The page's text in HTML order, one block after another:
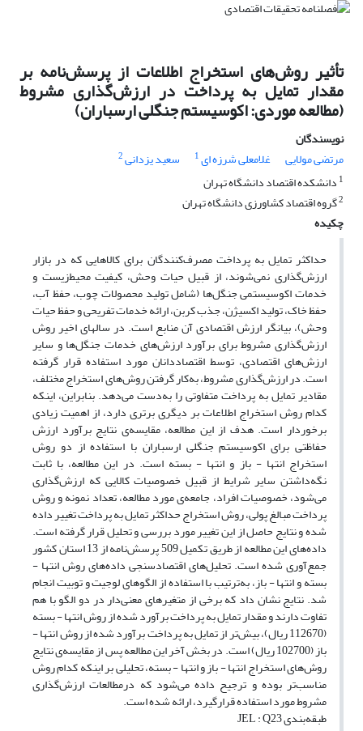
تأثیر روش‌های استخراج اطلاعات از پرسش‌نامه بر
مقدار تمایل به پرداخت در ارزش‌گذاری مشروط
(مطالعه موردی: اکوسیستم جنگلی ارسباران)
نویسندگان
مرتضی مولایی
غلامعلی شرزه ای1 سعید یزدانی2
1 دانشکده اقتصاد دانشگاه تهران
2گروه اقتصاد کشاورزی دانشگاه تهران
چکیده
حداکثر تمایل به پرداخت مصرف‌‌کنندگان برای کالاهایی که در بازار
ارزش‌گذاری نمی‌شوند، از قبیل حیات وحش، کیفیت محیط‌زیست و
خدمات اکوسیستمی جنگل‌ها (شامل تولید محصولات چوب، حفظ آب،
حفظ خاک، تولید اکسیژن، جذب کربن، ارائه خدمات تفریحی و حفظ حیات
وحش)، بیانگر ارزش اقتصادی آن منابع است. در سال‎های اخیر روش
ارزش‌گذاری مشروط برای برآورد ارزش‌های خدمات جنگل‌ها و سایر
ارزش‌های اقتصادی، توسط اقتصاددانان مورد استفاده قرار گرفته
است. در ارزش‌گذاری مشروط، به‌کار گرفتن روش‌های استخراج مختلف،
مقادیر تمایل به پرداخت متفاوتی را به‌دست می‌دهد. بنابراین، این‎که
کدام روش استخراج اطلاعات بر دیگری برتری دارد، از اهمیت زیادی
برخوردار است. هدف از این مطالعه، مقایسه‌ی نتایج برآورد ارزش
حفاظتی برای اکوسیستم جنگلی ارسباران با استفاده از دو روش
استخراج انتها - باز و انتها - بسته است. در این مطالعه، با ثابت
نگه‌داشتن سایر شرایط از قبیل خصوصیات کالایی که ارزش‌گذاری
می‌شود، خصوصیات افراد، جامعه‌ی مورد مطالعه، تعداد نمونه‌ و روش
پرداخت مبالغ پولی، روش استخراج حداکثر تمایل به پرداخت تغییر داده
شده و نتایج حاصل از این تغییر مورد بررسی و تحلیل قرار گرفته است.
داده‌های این مطالعه از طریق تکمیل 509 پرسش‌نامه از 13 استان کشور
جمع‌آوری شده است. تحلیل‌های اقتصادسنجی داده‌های روش انتها -
بسته و انتها - باز، به‌ترتیب با استفاده از الگوهای لوجیت و توبیت انجام
شد. نتایج نشان ‌داد که برخی از متغیرهای معنی‌دار در دو الگو با هم
تفاوت دارند و مقدار تمایل به پرداخت برآورد شده از روش انتها - بسته
(112670 ریال)، بیش‌تر از تمایل به پرداخت برآورد شده از روش انتها -
باز (102700 ریال) است. در بخش آخر این مطالعه پس از مقایسه‌ی نتایج
روش‌های استخراج انتها - باز و انتها - بسته، تحلیلی بر این‎که کدام روش
مناسب‌تر بوده و ترجیح داده می‌شود که درمطالعات ارزش‌گذاری
مشروط مورد استفاده قرار‌گیرد، ارائه شده است.
طبقه‌بندی JEL : Q23